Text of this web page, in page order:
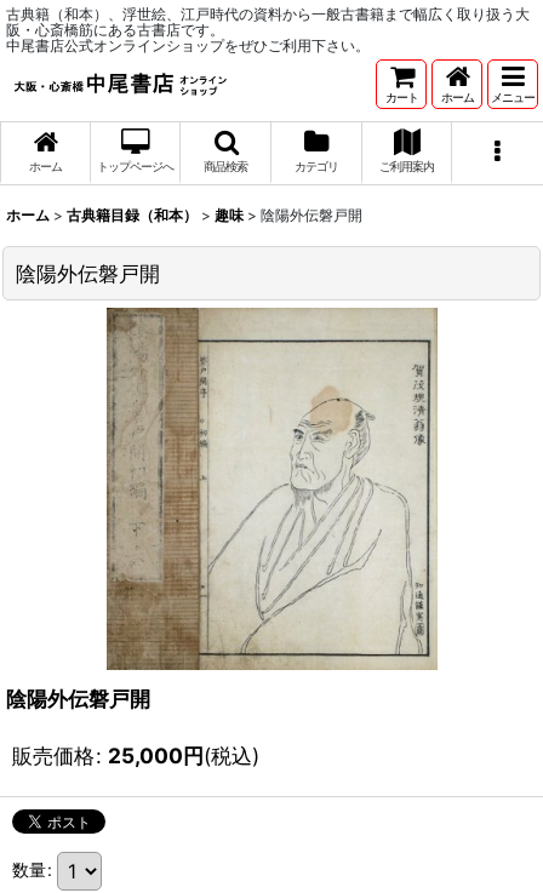
古典籍（和本）、浮世絵、江戸時代の資料から一般古書籍まで幅広く取り扱う大
阪・心斎橋筋にある古書店です。
中尾書店公式オンラインショップをぜひご利用下さい。
カート ホーム メニュー
ホーム トップページへ 商品検索 カテゴリ ご利用案内
ホーム > 古典籍目録（和本） > 趣味 > 陰陽外伝磐戸開
陰陽外伝磐戸開
陰陽外伝磐戸開
販売価格: 25,000円(税込)
数量: